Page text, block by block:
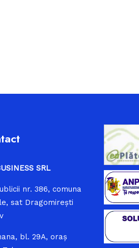
SRL
nr. 386, comuna
sat Dragomirești
bl. 29A, oraș